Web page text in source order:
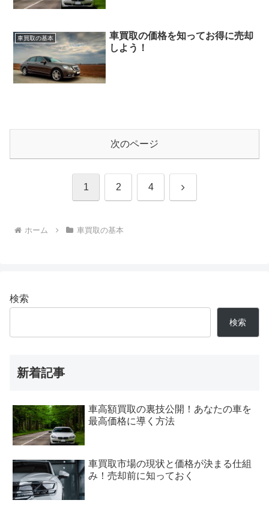
車買取の基本
車買取の価格を知ってお得に売却
しよう！
次のページ
1 2 4 次
ホーム 車買取の基本
検索
検索
新着記事
車高額買取の裏技公開！あなたの車を
最高価格に導く方法
車買取市場の現状と価格が決まる仕組
み！売却前に知っておく